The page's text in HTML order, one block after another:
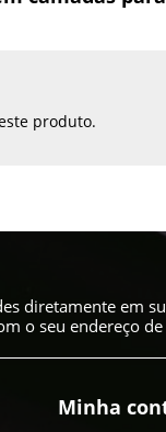
produto.
diretamente em
o seu endereço
Minha